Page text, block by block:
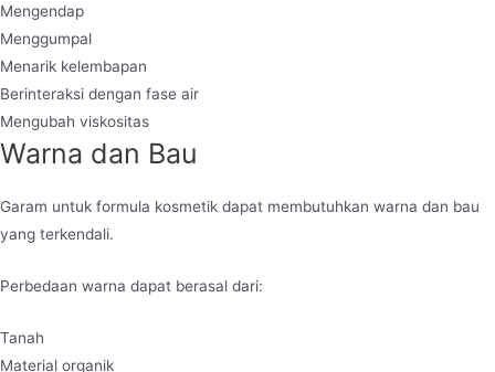
Mengendap
Menggumpal
Menarik kelembapan
Berinteraksi dengan fase air
Mengubah viskositas
Warna dan Bau
Garam untuk formula kosmetik dapat membutuhkan warna dan bau
yang terkendali.
Perbedaan warna dapat berasal dari:
Tanah
Material organik